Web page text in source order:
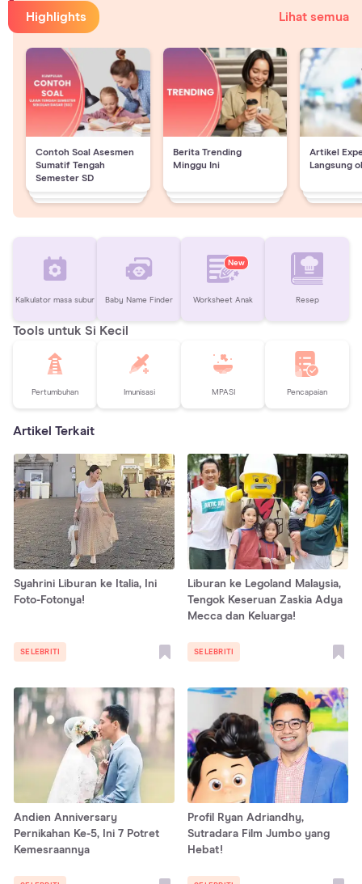
Highlights Lihat semua
Contoh Soal Asesmen
Sumatif Tengah
Semester SD
Berita Trending
Minggu Ini
Artikel
Langsung
Kalkulator masa subur Baby Name Finder
New
Worksheet Anak Resep
Tools untuk Si Kecil
Pertumbuhan Imunisasi MPASI Pencapaian
Artikel Terkait
Syahrini Liburan ke Italia, Ini
Foto-Fotonya!
SELEBRITI
Liburan ke Legoland Malaysia,
Tengok Keseruan Zaskia Adya
Mecca dan Keluarga!
SELEBRITI
Andien Anniversary
Pernikahan Ke-5, Ini 7 Potret
Kemesraannya
Profil Ryan Adriandhy,
Sutradara Film Jumbo yang
Hebat!